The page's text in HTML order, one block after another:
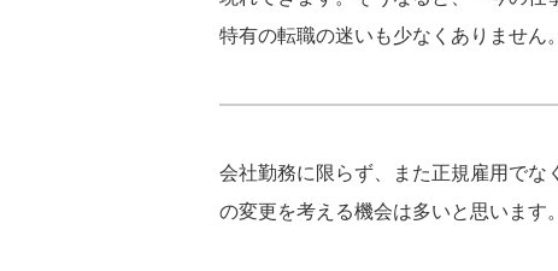
特有の転職の迷いも少なくありません。
会社勤務に限らず、また正規雇用で
の変更を考える機会は多いと思います。